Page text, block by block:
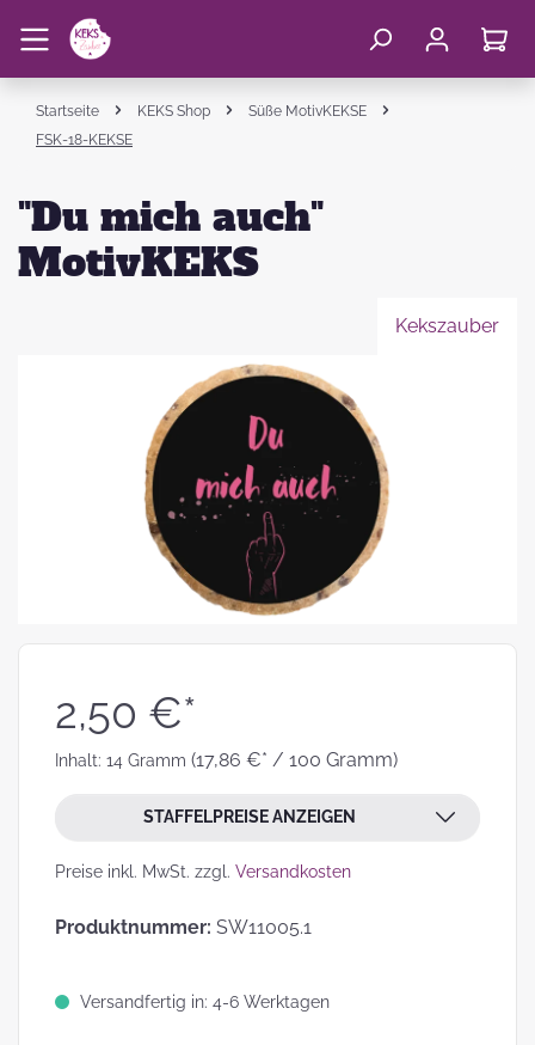
Startseite KEKS Shop
Süße MotivKEKSE
FSK-18-KEKSE
"Du mich auch"
MotivKEKS
Kekszauber
2,50 €*
Inhalt: 14 Gramm (17,86 €* / 100 Gramm)
STAFFELPREISE ANZEIGEN
Preise inkl. MwSt. zzgl. Versandkosten
Produktnummer: SW11005.1
Versandfertig in: 4-6 Werktagen